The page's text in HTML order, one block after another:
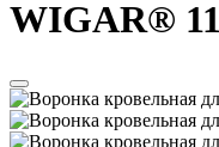
WIGAR®